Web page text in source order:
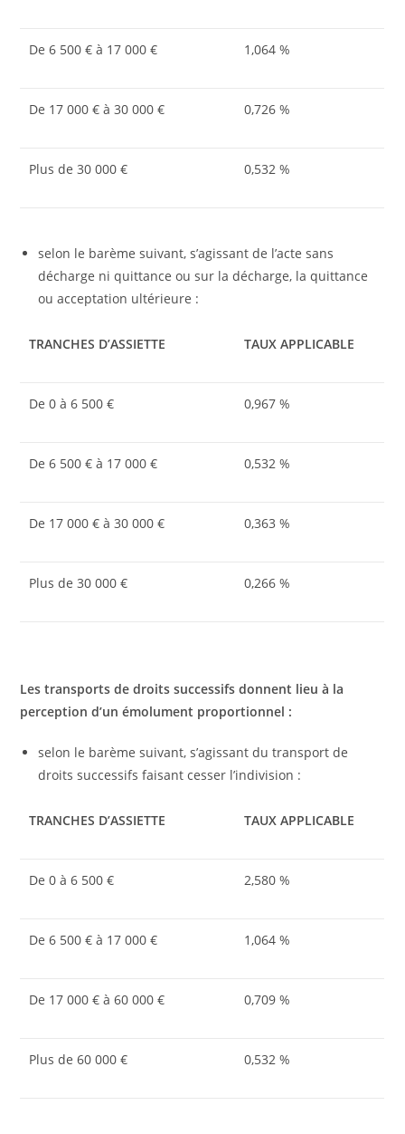
De 6 500 € à 17 000 € 1,064 %
De 17 000 € à 30 000 € 0,726 %
Plus de 30 000 € 0,532 %
selon le barème suivant, s’agissant de l’acte sans
décharge ni quittance ou sur la décharge, la quittance
ou acceptation ultérieure :
TRANCHES D’ASSIETTE TAUX APPLICABLE
De 0 à 6 500 € 0,967 %
De 6 500 € à 17 000 € 0,532 %
De 17 000 € à 30 000 € 0,363 %
Plus de 30 000 € 0,266 %
Les transports de droits successifs donnent lieu à la
perception d’un émolument proportionnel :
selon le barème suivant, s’agissant du transport de
droits successifs faisant cesser l’indivision :
TRANCHES D’ASSIETTE TAUX APPLICABLE
De 0 à 6 500 € 2,580 %
De 6 500 € à 17 000 € 1,064 %
De 17 000 € à 60 000 € 0,709 %
Plus de 60 000 € 0,532 %